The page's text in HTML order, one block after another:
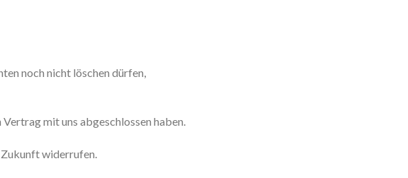
noch nicht löschen dürfen,
mit uns abgeschlossen haben.
Zukunft widerrufen.